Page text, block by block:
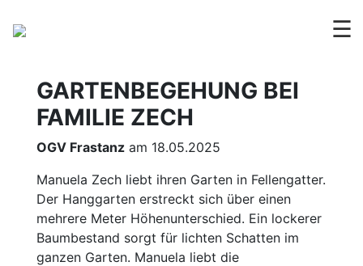
☰
GARTENBEGEHUNG BEI
FAMILIE ZECH
OGV Frastanz am 18.05.2025
Manuela Zech liebt ihren Garten in Fellengatter.
Der Hanggarten erstreckt sich über einen
mehrere Meter Höhenunterschied. Ein lockerer
Baumbestand sorgt für lichten Schatten im
ganzen Garten. Manuela liebt die